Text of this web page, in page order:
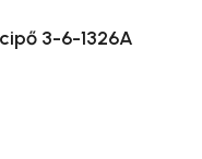
3-6-1326A